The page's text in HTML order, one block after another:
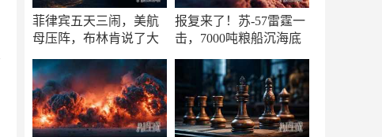
菲律宾五天三闹，美航
母压阵，布林肯说了大
报复来了！苏-57雷霆一
击，7000吨粮船沉海底